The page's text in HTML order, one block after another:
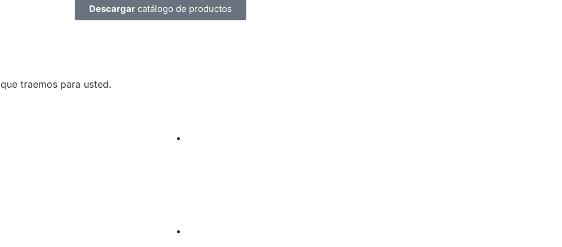
Descargarcatálogo de productos
traemos para usted.